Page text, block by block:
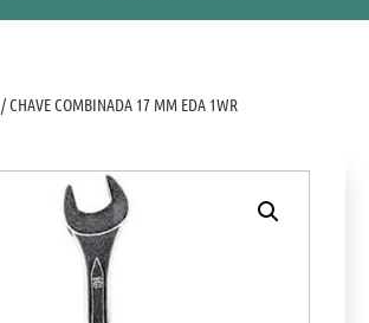
/ CHAVE COMBINADA 17 MM EDA 1WR